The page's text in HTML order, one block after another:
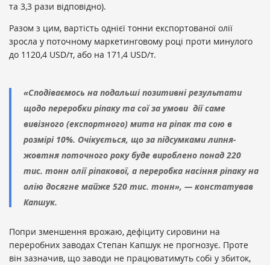
та 3,3 рази відповідно).
Разом з цим, вартість однієї тонни експортованої олії
зросла у поточному маркетинговому році проти минулого
до 1120,4 USD/т, або на 171,4 USD/т.
«Сподіваємось на подальші позитивні результати
щодо переробки ріпаку та сої за умови дії саме
вивізного (експортного) мита на ріпак та сою в
розмірі 10%. Очікується, що за підсумками липня-
жовтня поточного року буде вироблено понад 220
тис. тонн олії ріпакової, а переробка насіння ріпаку на
олію досягне майже 520 тис. тонн», — констатував
Капшук.
Попри зменшення врожаю, дефіциту сировини на
переробних заводах Степан Капшук не прогнозує. Проте
він зазначив, що заводи не працюватимуть собі у збиток,